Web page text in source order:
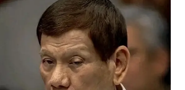
“不建议大家买深色蛋糕”
如何把百年大党建设得更加坚强有力？